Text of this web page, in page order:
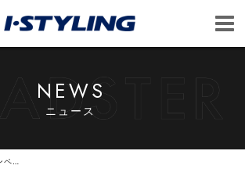
NEWS
ニュース
キャンペーン